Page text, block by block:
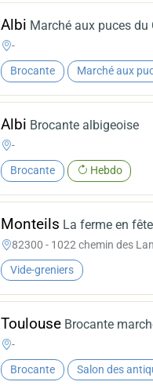
Albi Marché aux puces du
-
Brocante Marché aux
Albi Brocante albigeoise
-
Brocante Hebdo
Monteils La ferme en fête
82300 - 1022 chemin des
Vide-greniers
Toulouse Brocante
-
Brocante Salon des